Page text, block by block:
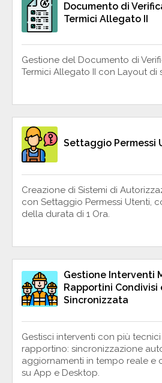
Documento di
Termici Allegato II
Gestione del Documento di
Termici Allegato II con Layout di
Settaggio Permessi
Creazione di Sistemi di
con Settaggio Permessi Utenti,
della durata di 1 Ora.
Gestione Interventi
Rapportini Condivisi
Sincronizzata
Gestisci interventi con più
rapportino: sincronizzazione
aggiornamenti in tempo reale
su App e Desktop.